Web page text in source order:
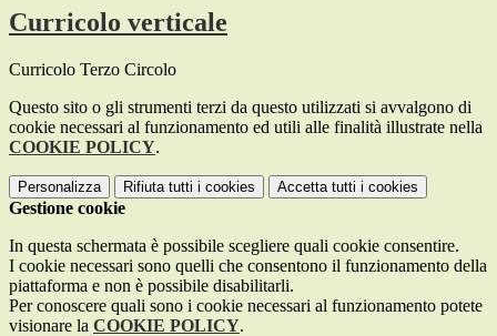
Curricolo verticale
Curricolo Terzo Circolo
Questo sito o gli strumenti terzi da questo utilizzati si avvalgono di
cookie necessari al funzionamento ed utili alle finalità illustrate nella
COOKIE POLICY.
Personalizza Rifiuta tutti i cookies Accetta tutti i cookies
Gestione cookie
In questa schermata è possibile scegliere quali cookie consentire.
I cookie necessari sono quelli che consentono il funzionamento della
piattaforma e non è possibile disabilitarli.
Per conoscere quali sono i cookie necessari al funzionamento potete
visionare la COOKIE POLICY.